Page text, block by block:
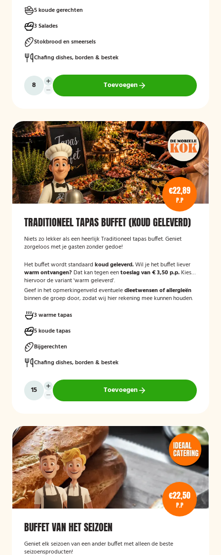
5 koude gerechten
3 Salades
Stokbrood en smeersels
Chafing dishes, borden & bestek
Toevoegen
€22,89
P.P
TRADITIONEEL TAPAS BUFFET (KOUD GELEVERD)
Niets zo lekker als een heerlijk Traditioneel tapas buffet. Geniet
zorgeloos met je gasten zonder gedoe!
Het buffet wordt standaard koud geleverd.Wil je het buffet liever
warm ontvangen? Dat kan tegen eentoeslag van € 3,50 p.p. Kies
hiervoor de variant 'warm geleverd'.
Geef in het opmerkingenveld eventueledieetwensen of allergieën
binnen de groep door, zodat wij hier rekening mee kunnen houden.
3 warme tapas
5 koude tapas
Bijgerechten
Chafing dishes, borden & bestek
Toevoegen
€22,50
P.P
BUFFET VAN HET SEIZOEN
Geniet elk seizoen van een ander buffet met alleen de beste
seizoensproducten!